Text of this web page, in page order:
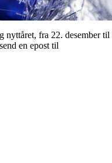
nyttåret, fra 22. desember til
en epost til